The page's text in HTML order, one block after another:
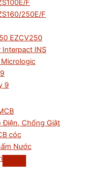
F
250E/F
EZCV250
INS
9
Điện, Chống Giật
cóc
Nước